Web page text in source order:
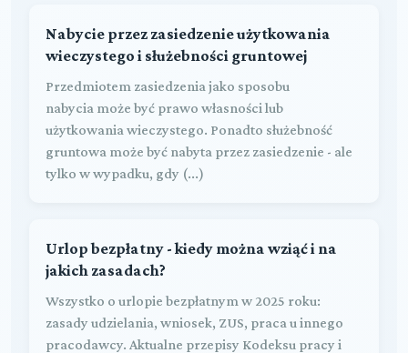
Nabycie przez zasiedzenie użytkowania
wieczystego i służebności gruntowej
Przedmiotem zasiedzenia jako sposobu
nabycia może być prawo własności lub
użytkowania wieczystego. Ponadto służebność
gruntowa może być nabyta przez zasiedzenie - ale
tylko w wypadku, gdy (...)
Urlop bezpłatny - kiedy można wziąć i na
jakich zasadach?
Wszystko o urlopie bezpłatnym w 2025 roku:
zasady udzielania, wniosek, ZUS, praca u innego
pracodawcy. Aktualne przepisy Kodeksu pracy i